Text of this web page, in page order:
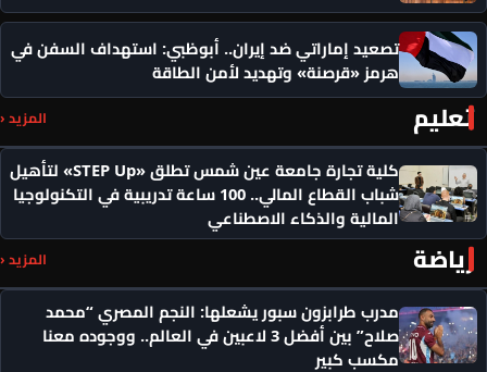
تصعيد إماراتي ضد إيران.. أبوظبي: استهداف السفن في
هرمز «قرصنة» وتهديد لأمن الطاقة
تعليم المزيد ‹
كلية تجارة جامعة عين شمس تطلق «STEP Up» لتأهيل
شباب القطاع المالي.. 100 ساعة تدريبية في التكنولوجيا
المالية والذكاء الاصطناعي
رياضة المزيد ‹
مدرب طرابزون سبور يشعلها: النجم المصري “محمد
صلاح” بين أفضل 3 لاعبين في العالم.. ووجوده معنا
مكسب كبير